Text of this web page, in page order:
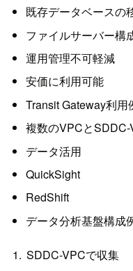
既存データベースの
ファイルサーバー構
運用管理不可軽減
安価に利用可能
Transit Gateway利用
複数のVPCと
データ活用
QuickSight
RedShift
データ分析基盤構成
SDDC-VPCで収集